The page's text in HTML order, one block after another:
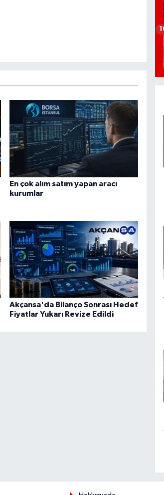
En çok alım satım yapan aracı
kurumlar
Akçansa'da Bilanço Sonrası Hedef
Fiyatlar Yukarı Revize Edildi